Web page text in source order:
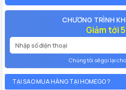
CHƯƠNG TRÌNH
Giảm tới
Chúng tôi sẽ gọi lại
TẠI SAO MUA HÀNG TẠI HOMEGO ?